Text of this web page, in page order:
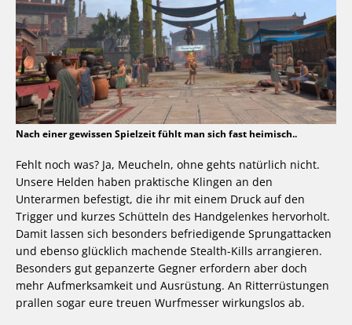
Nach einer gewissen Spielzeit fühlt man sich fast heimisch..
Fehlt noch was? Ja, Meucheln, ohne gehts natürlich nicht.
Unsere Helden haben praktische Klingen an den
Unterarmen befestigt, die ihr mit einem Druck auf den
Trigger und kurzes Schütteln des Handgelenkes hervorholt.
Damit lassen sich besonders befriedigende Sprungattacken
und ebenso glücklich machende Stealth-Kills arrangieren.
Besonders gut gepanzerte Gegner erfordern aber doch
mehr Aufmerksamkeit und Ausrüstung. An Ritterrüstungen
prallen sogar eure treuen Wurfmesser wirkungslos ab.